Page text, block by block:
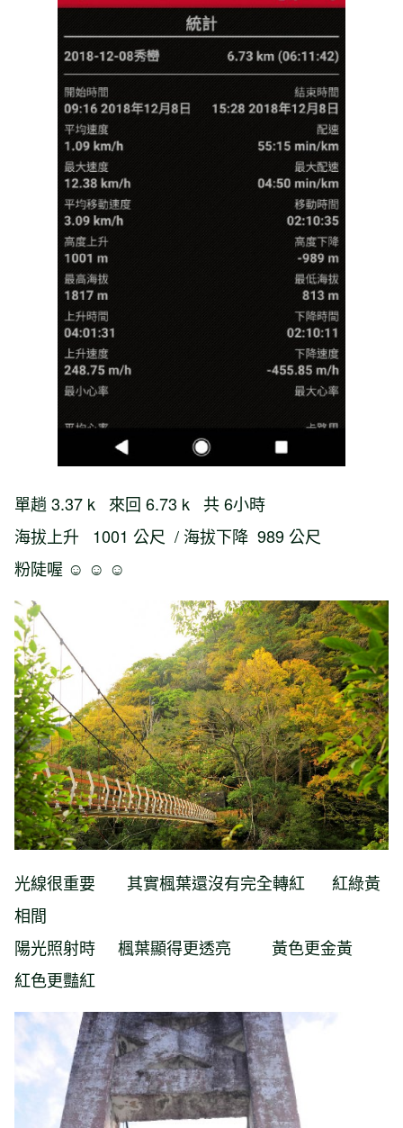
單趟 3.37 k 來回 6.73 k 共 6小時
海拔上升 1001 公尺 / 海拔下降 989 公尺
粉陡喔 ☺ ☺ ☺
光線很重要 其實楓葉還沒有完全轉紅 紅綠黃
相間
陽光照射時 楓葉顯得更透亮 黃色更金黃
紅色更豔紅